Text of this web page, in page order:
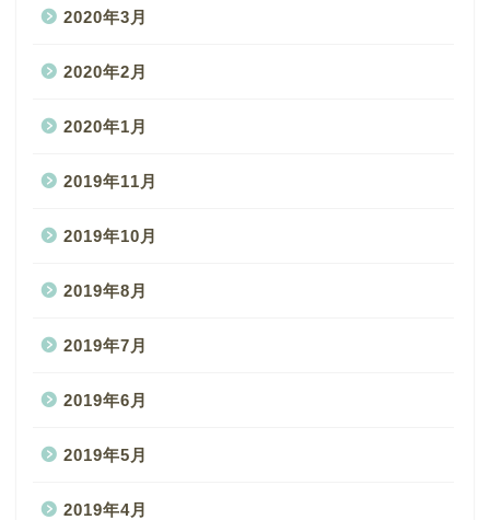
2020年3月
2020年2月
2020年1月
2019年11月
2019年10月
2019年8月
2019年7月
2019年6月
2019年5月
2019年4月